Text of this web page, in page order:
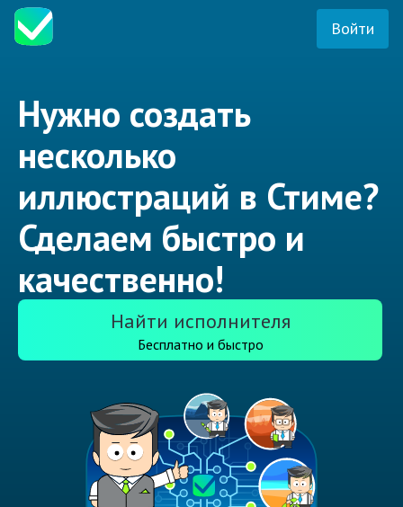
Войти
Нужно создать
несколько
иллюстраций в Стиме?
Сделаем быстро и
качественно!
Найти исполнителя
Бесплатно и быстро